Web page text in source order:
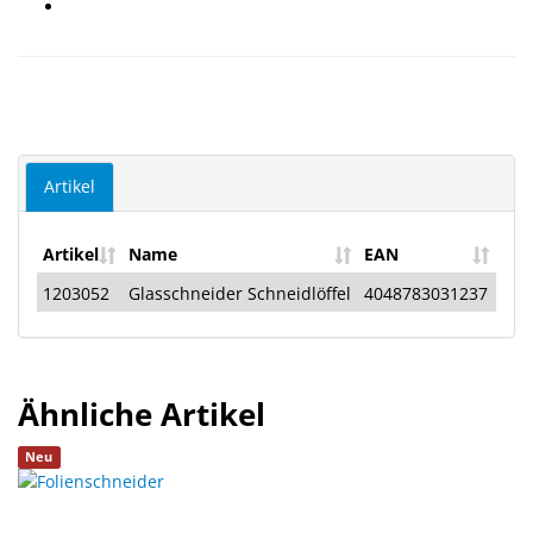
Instrumente
Artikel
Artikel Name
EAN
1203052
Glasschneider Schneidlöffel 4048783031237
Ähnliche Artikel
Neu